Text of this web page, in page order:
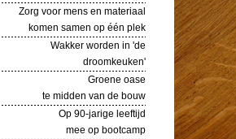
Zorg voor mens en materiaal
komen samen op één plek
Wakker worden in 'de
droomkeuken'
Groene oase
te midden van de bouw
Op 90-jarige leeftijd
mee op bootcamp